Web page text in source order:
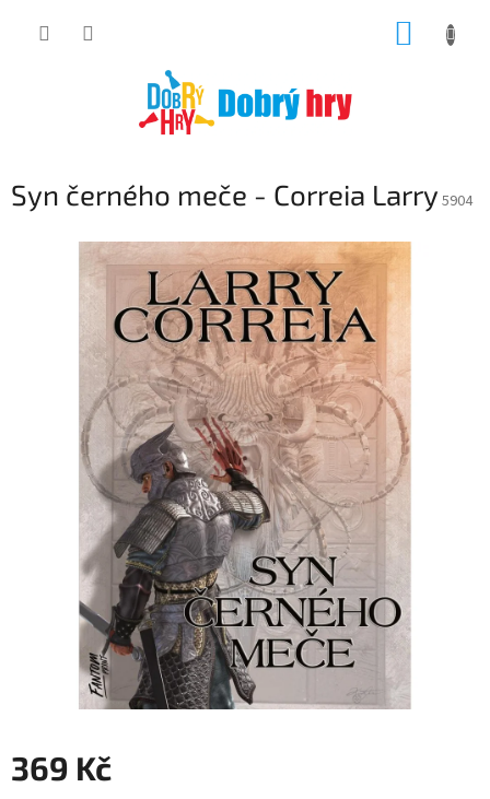
Syn černého meče - Correia Larry 5904
369 Kč